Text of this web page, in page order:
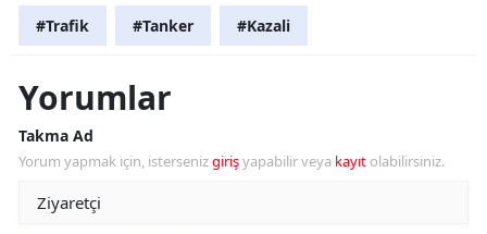
#Trafik #Tanker #Kazali
Yorumlar
Takma Ad
Yorum yapmak için, istersenizgirişyapabilir veya kayıt olabilirsiniz.